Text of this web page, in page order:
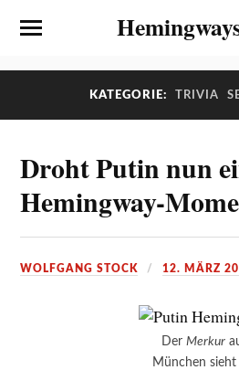
KATEGORIE: TRIVIA
Droht Putin nun
Hemingway-
WOLFGANG STOCK 12. MÄRZ
Der Merkur
München sieht